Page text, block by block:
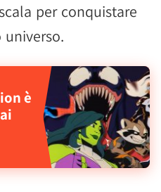
per conquistare
è